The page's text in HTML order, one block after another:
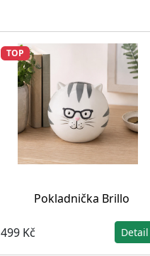
TOP
Pokladnička Brillo
499 Kč Detail